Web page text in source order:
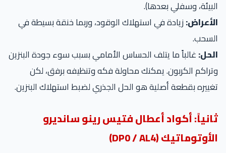
البيئة، وسفلي بعدها).
الأعراض:زيادة في استهلاك الوقود، وربما خنقة بسيطة في
السحب.
الحل:غالباً ما يتلف الحساس الأمامي بسبب سوء جودة البنزين
وتراكم الكربون. يمكنك محاولة فكه وتنظيفه برفق، لكن
تغييره بقطعة أصلية هو الحل الجذري لضبط استهلاك البنزين.
ثانياً: أكواد أعطال فتيس رينو سانديرو
الأوتوماتيك (DP0 / AL4)